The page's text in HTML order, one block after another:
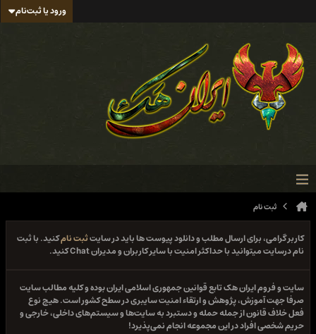
ورود یا ثبت‌نام
ثبت نام
کاربر گرامی، برای ارسال مطلب و دانلود پیوست ها باید در سایتثبت نامکنید. با ثبت
نام درسایت میتوانید با حداکثر امنیت با سایر کاربران و مدیران Chat کنید.
سایت و فروم ایران هک تابع قوانین جمهوری اسلامی ایران بوده و کلیه مطالب سایت
صرفا جهت آموزش، پژوهش و ارتقاء امنیت سایبری در سطح کشور است. هیچ نوع
فعل خلاف قانون از جمله حمله و دستبرد به سایت‌ها و سیستم‌های داخلی، خارجی و
حریم شخصی افراد در این مجموعه انجام نمی‌پذیرد!